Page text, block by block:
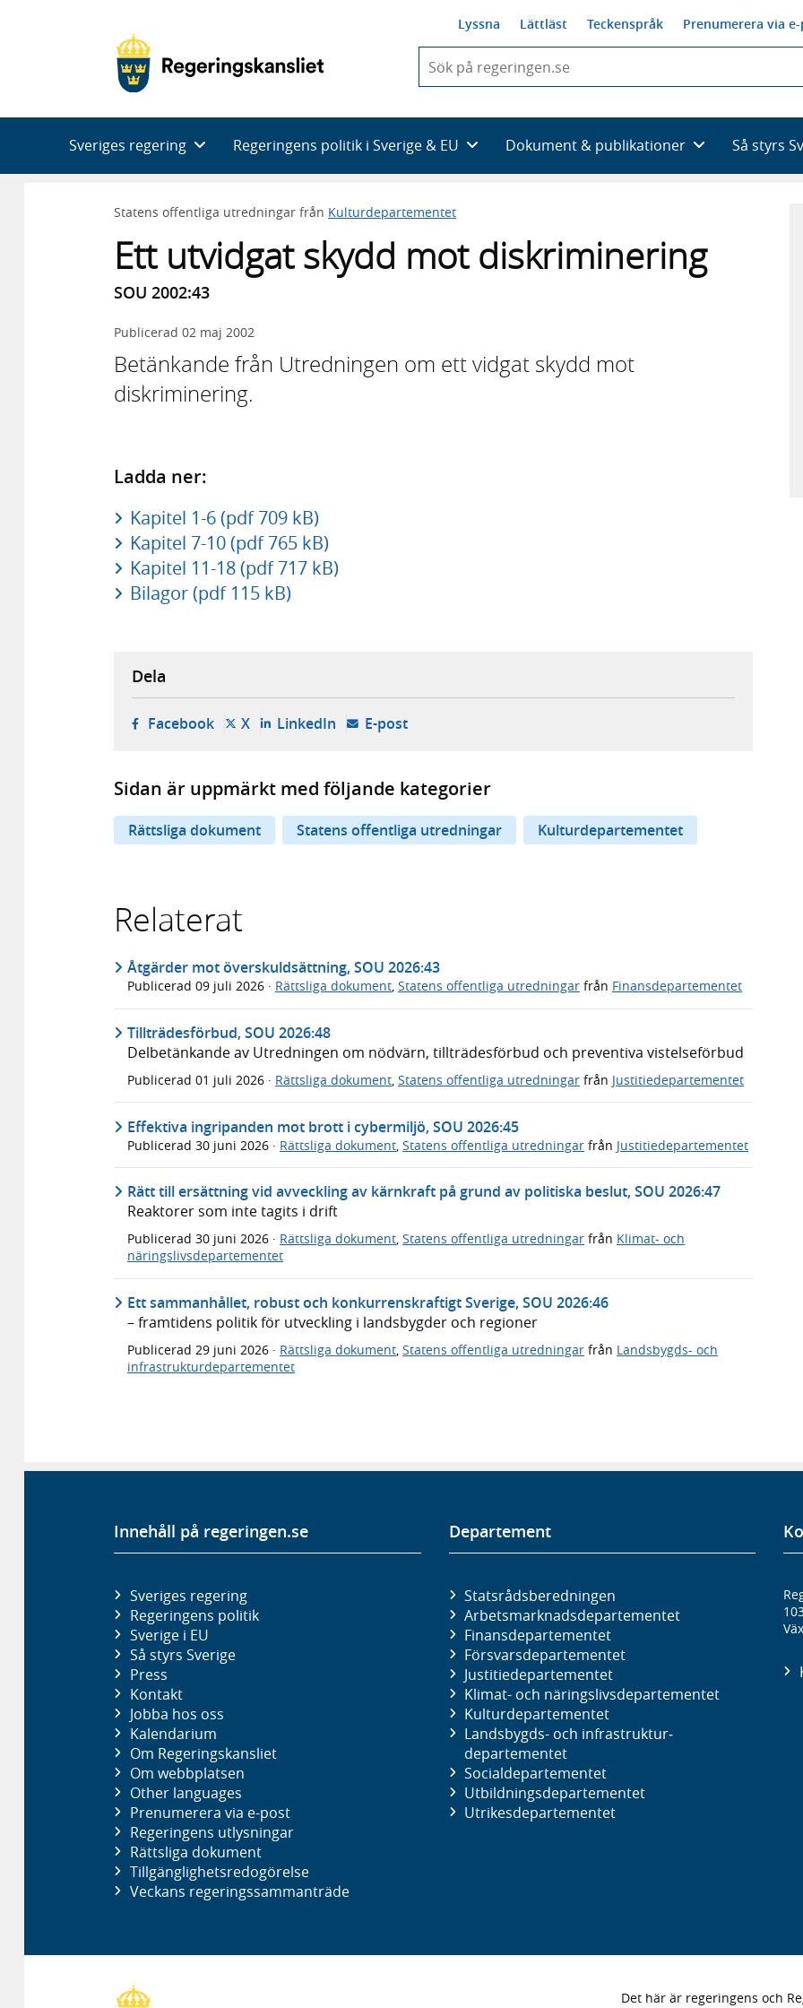
Lyssna Lättläst Teckenspråk Prenumerera via
du
skriva
framträder
en
med
Sveriges regering Regeringens politik i Sverige & EU Dokument & publikationer Så styrs
Statens offentliga utredningar från Kulturdepartementet
Ett utvidgat skydd mot diskriminering
SOU 2002:43
Publicerad 02 maj 2002
Betänkande från Utredningen om ett vidgat skydd mot
diskriminering.
Ladda ner:
Kapitel 1-6 (pdf 709 kB)
Kapitel 7-10 (pdf 765 kB)
Kapitel 11-18 (pdf 717 kB)
Bilagor (pdf 115 kB)
Dela
Facebook- öppnas i ny flik, extern webbplats,
X- öppnas i ny flik, extern webbplats,
LinkedIn- öppnas i ny flik, extern webbplats,
E-post- öppnar din e-postklient,
Sidan är uppmärkt med följande kategorier
Rättsliga dokument Statens offentliga utredningar Kulturdepartementet
Relaterat
Åtgärder mot överskuldsättning, SOU 2026:43
Publicerad 09 juli 2026 · Rättsliga dokument, Statens offentliga utredningar från Finansdepartementet
Tillträdesförbud, SOU 2026:48
Delbetänkande av Utredningen om nödvärn, tillträdesförbud och preventiva vistelseförbud
Publicerad 01 juli 2026 · Rättsliga dokument, Statens offentliga utredningar från Justitiedepartementet
Effektiva ingripanden mot brott i cybermiljö, SOU 2026:45
Publicerad 30 juni 2026 · Rättsliga dokument Statens offentliga utredningar från Justitiedepartementet
Rätt till ersättning vid avveckling av kärnkraft på grund av politiska beslut, SOU 2026:47
Reaktorer som inte tagits i drift
Publicerad 30 juni 2026 · Rättsliga dokument, Statens offentliga utredningar från Klimat- och
näringslivsdepartementet
Ett sammanhållet, robust och konkurrenskraftigt Sverige, SOU 2026:46
– framtidens politik för utveckling i landsbygder och regioner
Publicerad 29 juni 2026 · Rättsliga dokument, Statens offentliga utredningar från Landsbygds- och
infrastrukturdepartementet
Innehåll på regeringen.se
Sveriges regering
Regeringens politik
Sverige i EU
Så styrs Sverige
Press
Kontakt
Jobba hos oss
Kalendarium
Om Regeringskansliet
Om webbplatsen
Other languages
Prenumerera via e-post
Regeringens utlysningar
Rättsliga dokument
Tillgänglighetsredogörelse
Veckans regeringssammanträde
Departement
Statsrådsberedningen
Arbetsmarknads­departementet
Finans­departementet
Försvars­departementet
Justitie­departementet
Klimat- och näringslivs­departementet
Kultur­departementet
Landsbygds- och infrastruktur­
departementet
Social­departementet
Utbildnings­departementet
Utrikes­departementet
Det här är regeringens och